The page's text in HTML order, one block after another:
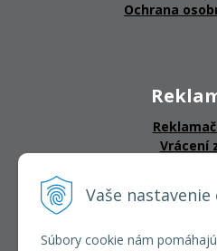
Vaše nastavenie
Súbory cookie nám
Ochrana
Vrácení